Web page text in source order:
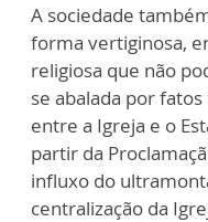
A sociedade
forma vertiginosa,
religiosa que não
se abalada por
entre a Igreja e o
partir da
influxo do
centralização da